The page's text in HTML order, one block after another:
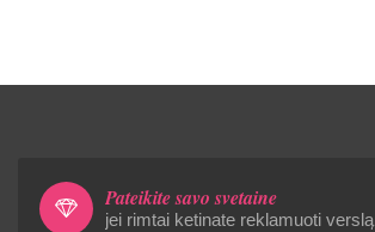
Pateikite savo svetainę
jei rimtai ketinate reklamuoti verslą